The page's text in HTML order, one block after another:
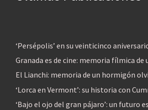
‘Persépolis’ en su veinticinco
Granada es de cine: memoria fílmica de
El Lianchi: memoria de un hormigón
‘Lorca en Vermont’: su historia con
‘Bajo el ojo del gran pájaro’: un futuro